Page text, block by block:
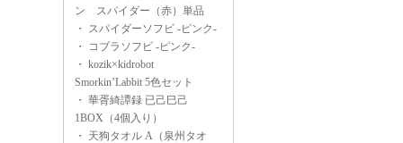
ン スパイダー（赤）単品
・ スパイダーソフビ -ピンク-
・
コブラソフビ -ピンク-
・ kozik×kidrobot
Smorkin’Labbit 5色セット
・ 華胥綺譚録 已己巳己
1BOX（4個入り）
・ 天狗タオル A（泉州タオ